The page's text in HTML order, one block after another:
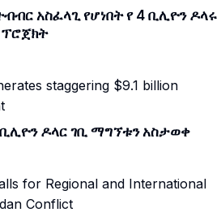
አስፈላጊ የሆነበት የ 4 ቢሊዮን ዶላሩ
ቢሊዮን ዶላር ገቢ ማግኘቱን አስታወቀ